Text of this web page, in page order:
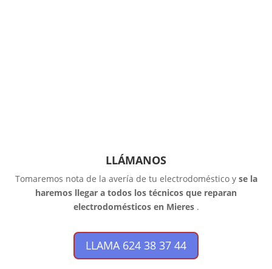
LLÁMANOS
Tomaremos nota de la avería de tu electrodoméstico y se la
haremos llegar a todos los técnicos que reparan
electrodomésticos en Mieres .
LLAMA 624 38 37 44